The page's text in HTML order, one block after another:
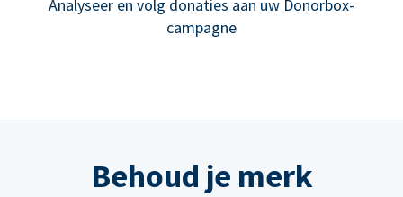
Analyseer en volg donaties aan uw Donorbox-
campagne
Behoud je merk